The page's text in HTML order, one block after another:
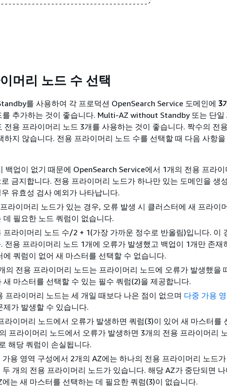
머리 노드 수 선택
를 사용하여 각 프로덕션 OpenSearch Service 도메인에 3
를 추가하는 것이 좋습니다. Multi-AZ without Standby 또는 단일
전용 프라이머리 노드 3개를 사용하는 것이 좋습니다. 짝수의 전
하지 않습니다. 전용 프라이머리 노드 수를 선택할 때 다음 사항
백업이 없기 때문에 OpenSearch Service에서 1개의 전용 프라이
금지합니다. 전용 프라이머리 노드가 하나만 있는 도메인을 생
유효성 검사 예외가 나타납니다.
라이머리 노드가 있는 경우, 오류 발생 시 클러스터에 새 프라이
데 필요한 노드 쿼럼이 없습니다.
프라이머리 노드 수/2 + 1(가장 가까운 정수로 반올림)입니다. 이
전용 프라이머리 노드 1개에 오류가 발생했고 백업이 1개만 존재
에 쿼럼이 없어 새 마스터를 선택할 수 없습니다.
의 전용 프라이머리 노드는 프라이머리 노드에 오류가 발생했을
새 마스터를 선택할 수 있는 필수 쿼럼(2)을 제공합니다.
프라이머리 노드는 세 개일 때보다 나은 점이 없으며 다중 가용
제가 발생할 수 있습니다.
라이머리 노드에서 오류가 발생하면 쿼럼(3)이 있어 새 마스터를
프라이머리 노드에서 오류가 발생하면 3개의 전용 프라이머리
해당 쿼럼이 손실됩니다.
가용 영역 구성에서 2개의 AZ에는 하나의 전용 프라이머리 노드
두 개의 전용 프라이머리 노드가 있습니다. 해당 AZ가 중단되면
에는 새 마스터를 선택하는 데 필요한 쿼럼(3)이 없습니다.